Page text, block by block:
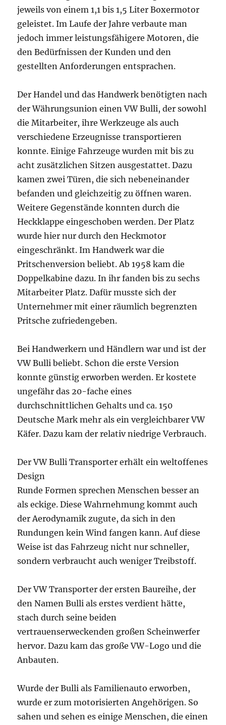
jeweils von einem 1,1 bis 1,5 Liter Boxermotor
geleistet. Im Laufe der Jahre verbaute man
jedoch immer leistungsfähigere Motoren, die
den Bedürfnissen der Kunden und den
gestellten Anforderungen entsprachen.
Der Handel und das Handwerk benötigten nach
der Währungsunion einen VW Bulli, der sowohl
die Mitarbeiter, ihre Werkzeuge als auch
verschiedene Erzeugnisse transportieren
konnte. Einige Fahrzeuge wurden mit bis zu
acht zusätzlichen Sitzen ausgestattet. Dazu
kamen zwei Türen, die sich nebeneinander
befanden und gleichzeitig zu öffnen waren.
Weitere Gegenstände konnten durch die
Heckklappe eingeschoben werden. Der Platz
wurde hier nur durch den Heckmotor
eingeschränkt. Im Handwerk war die
Pritschenversion beliebt. Ab 1958 kam die
Doppelkabine dazu. In ihr fanden bis zu sechs
Mitarbeiter Platz. Dafür musste sich der
Unternehmer mit einer räumlich begrenzten
Pritsche zufriedengeben.
Bei Handwerkern und Händlern war und ist der
VW Bulli beliebt. Schon die erste Version
konnte günstig erworben werden. Er kostete
ungefähr das 20-fache eines
durchschnittlichen Gehalts und ca. 150
Deutsche Mark mehr als ein vergleichbarer VW
Käfer. Dazu kam der relativ niedrige Verbrauch.
Der VW Bulli Transporter erhält ein weltoffenes
Design
Runde Formen sprechen Menschen besser an
als eckige. Diese Wahrnehmung kommt auch
der Aerodynamik zugute, da sich in den
Rundungen kein Wind fangen kann. Auf diese
Weise ist das Fahrzeug nicht nur schneller,
sondern verbraucht auch weniger Treibstoff.
Der VW Transporter der ersten Baureihe, der
den Namen Bulli als erstes verdient hätte,
stach durch seine beiden
vertrauenserweckenden großen Scheinwerfer
hervor. Dazu kam das große VW-Logo und die
Anbauten.
Wurde der Bulli als Familienauto erworben,
wurde er zum motorisierten Angehörigen. So
sahen und sehen es einige Menschen, die einen